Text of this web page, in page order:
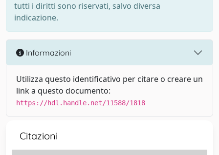
tutti i diritti sono riservati, salvo diversa
indicazione.
Informazioni
Utilizza questo identificativo per citare o creare un
link a questo documento:
https://hdl.handle.net/11588/1818
Citazioni